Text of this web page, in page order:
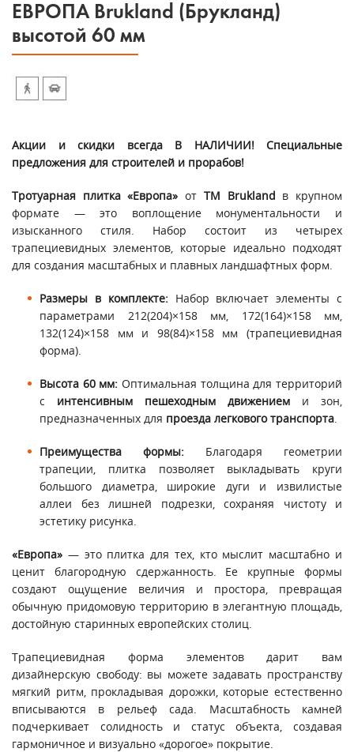
ЕВРОПА Brukland (Брукланд)
высотой 60 мм
Акции и скидки всегда В НАЛИЧИИ! Специальные
предложения для строителей и прорабов!
Тротуарная плитка «Европа» от ТМ Brukland в крупном
формате — это воплощение монументальности и
изысканного стиля. Набор состоит из четырех
трапециевидных элементов, которые идеально подходят
для создания масштабных и плавных ландшафтных форм.
Размеры в комплекте:Набор включает элементы с
параметрами 212(204)×158 мм, 172(164)×158 мм,
132(124)×158 мм и 98(84)×158 мм (трапециевидная
форма).
Высота 60 мм: Оптимальная толщина для территорий
с интенсивным пешеходным движением и зон,
предназначенных для проезда легкового транспорта.
Преимущества формы: Благодаря геометрии
трапеции, плитка позволяет выкладывать круги
большого диаметра, широкие дуги и извилистые
аллеи без лишней подрезки, сохраняя чистоту и
эстетику рисунка.
«Европа» — это плитка для тех, кто мыслит масштабно и
ценит благородную сдержанность. Ее крупные формы
создают ощущение величия и простора, превращая
обычную придомовую территорию в элегантную площадь,
достойную старинных европейских столиц.
Трапециевидная форма элементов дарит вам
дизайнерскую свободу: вы можете задавать пространству
мягкий ритм, прокладывая дорожки, которые естественно
вписываются в рельеф сада. Масштабность камней
подчеркивает солидность и статус объекта, создавая
гармоничное и визуально «дорогое» покрытие.